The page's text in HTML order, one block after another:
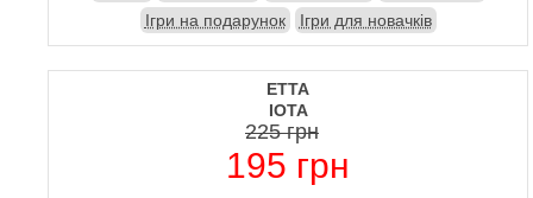
Ігри на подарунок
Ігри для новачків
ЕТТА
IOTA
225 грн
195 грн